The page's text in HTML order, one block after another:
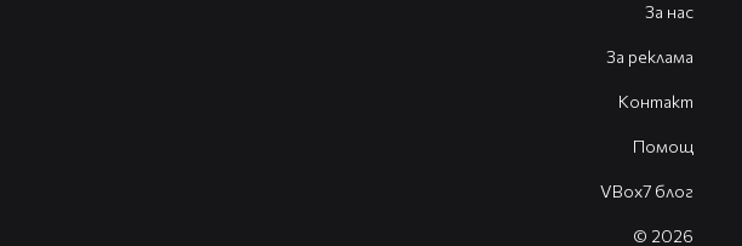
За нас
За реклама
Контакт
Помощ
VBox7 блог
© 2026